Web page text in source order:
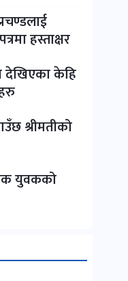
हस्ताक्षर
देखिएका केहि
श्रीमतीको
युवकको